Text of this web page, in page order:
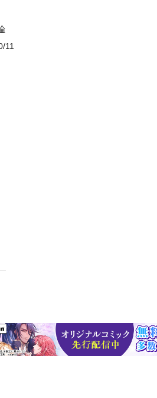
わせた【1日15分でできる】最強のフ
この方法は、仕事だけでなく日々の生
れた時間で目標やタスクを効率よく達
11